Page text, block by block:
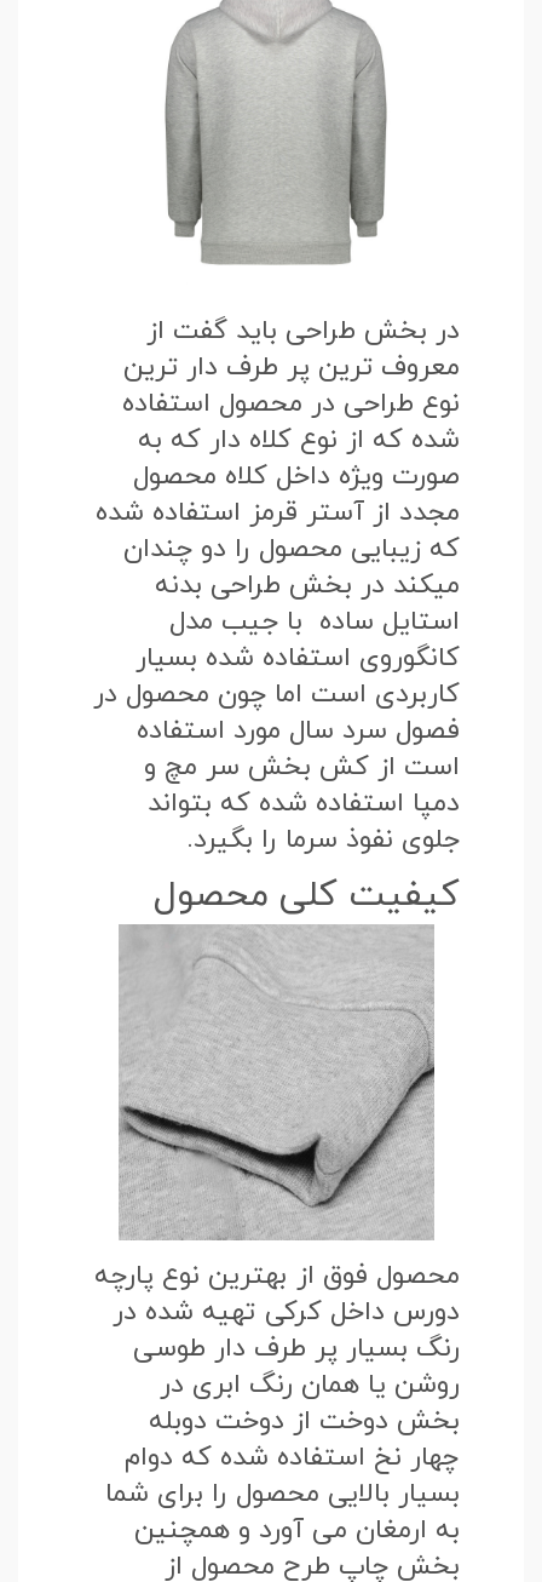
در بخش طراحی باید گفت از
معروف ترین پر طرف دار ترین
نوع طراحی در محصول استفاده
شده که از نوع کلاه دار که به
صورت ویژه داخل کلاه محصول
مجدد از آستر قرمز استفاده شده
که زیبایی محصول را دو چندان
میکند در بخش طراحی بدنه
استایل ساده با جیب مدل
کانگوروی استفاده شده بسیار
کاربردی است اما چون محصول در
فصول سرد سال مورد استفاده
است از کش بخش سر مچ و
دمپا استفاده شده که بتواند
جلوی نفوذ سرما را بگیرد.
کیفیت کلی محصول
محصول فوق از بهترین نوع پارچه
دورس داخل کرکی تهیه شده در
رنگ بسیار پر طرف دار طوسی
روشن یا همان رنگ ابری در
بخش دوخت از دوخت دوبله
چهار نخ استفاده شده که دوام
بسیار بالایی محصول را برای شما
به ارمغان می آورد و همچنین
بخش چاپ طرح محصول از